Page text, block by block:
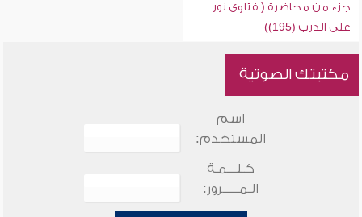
جزء من محاضرة ( فتاوى نور
على الدرب (195))
مكتبتك الصوتية
اسم
المستخدم:
كـلـــمـة
الـمـــــرور: